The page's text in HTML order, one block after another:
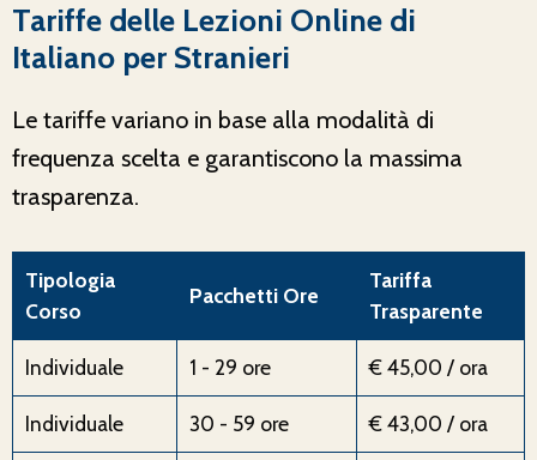
Tariffe delle Lezioni Online di
Italiano per Stranieri
Le tariffe variano in base alla modalità di
frequenza scelta e garantiscono la massima
trasparenza.
Tipologia
Corso
Pacchetti Ore
Tariffa
Trasparente
Individuale 1 - 29 ore € 45,00 / ora
Individuale 30 - 59 ore € 43,00 / ora